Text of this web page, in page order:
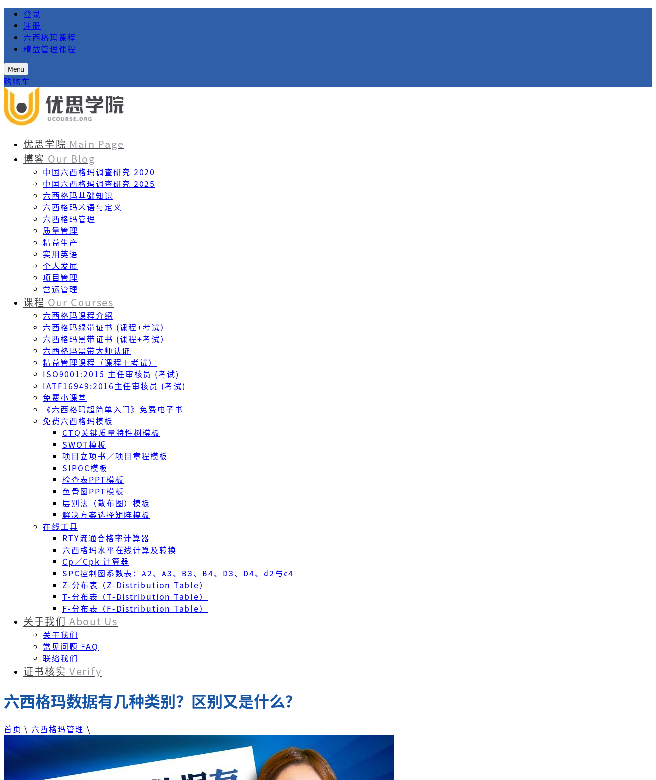
登录
注册
六西格玛课程
精益管理课程
Menu
购物车
优思学院 Main Page
博客 Our Blog
中国六西格玛调查研究 2020
中国六西格玛调查研究 2025
六西格玛基础知识
六西格玛术语与定义
六西格玛管理
质量管理
精益生产
实用英语
个人发展
项目管理
营运管理
课程 Our Courses
六西格玛课程介绍
六西格玛绿带证书 (课程+考试）
六西格玛黑带证书 (课程+考试）
六西格玛黑带大师认证
精益管理课程（课程＋考试）
ISO9001:2015 主任审核员 (考试)
IATF16949:2016主任审核员 (考试)
免费小课堂
《六西格玛超简单入门》免费电子书
免费六西格玛模板
CTQ关键质量特性树模板
SWOT模板
项目立项书／项目章程模板
SIPOC模板
检查表PPT模板
鱼骨图PPT模板
层别法（散布图）模板
解决方案选择矩阵模板
在线工具
RTY流通合格率计算器
六西格玛水平在线计算及转换
Cp／Cpk 计算器
SPC控制图系数表：A2、A3、B3、B4、D3、D4、d2与c4
Z-分布表（Z-Distribution Table）
T-分布表（T-Distribution Table）
F-分布表（F-Distribution Table）
关于我们 About Us
关于我们
常见问题 FAQ
联络我们
证书核实 Verify
六西格玛数据有几种类别？区别又是什么？
首页 \ 六西格玛管理 \